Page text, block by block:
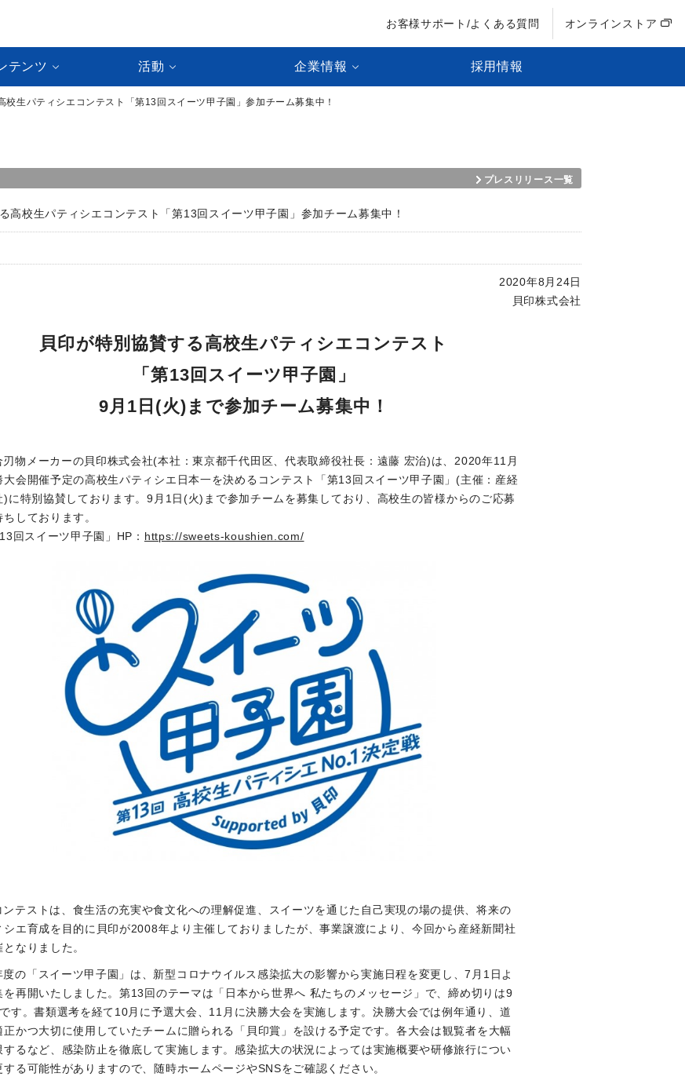
お客様サポート/よくある質問 オンラインストア
テンツ 活動 企業情報 採用情報
校生パティシエコンテスト「第13回スイーツ甲子園」参加チーム募集中！
プレスリリース一覧
高校生パティシエコンテスト「第13回スイーツ甲子園」参加チーム募集中！
2020年8月24日
貝印株式会社
貝印が特別協賛する高校生パティシエコンテスト
「第13回スイーツ甲子園」
9月1日(火)まで参加チーム募集中！
刃物メーカーの貝印株式会社(本社：東京都千代田区、代表取締役社長：遠藤 宏治)は、2020年11月
大会開催予定の高校生パティシエ日本一を決めるコンテスト「第13回スイーツ甲子園」(主催：産経
)に特別協賛しております。9月1日(火)まで参加チームを募集しており、高校生の皆様からのご応募
ちしております。
回スイーツ甲子園」HP： https://sweets-koushien.com/
ンテストは、食生活の充実や食文化への理解促進、スイーツを通じた自己実現の場の提供、将来の
シエ育成を目的に貝印が2008年より主催しておりましたが、事業譲渡により、今回から産経新聞社
なりました。
度の「スイーツ甲子園」は、新型コロナウイルス感染拡大の影響から実施日程を変更し、7月1日よ
を再開いたしました。第13回のテーマは「日本から世界へ 私たちのメッセージ」で、締め切りは9
す。書類選考を経て10月に予選大会、11月に決勝大会を実施します。決勝大会では例年通り、道
正かつ大切に使用していたチームに贈られる「貝印賞」を設ける予定です。各大会は観覧者を大幅
するなど、感染防止を徹底して実施します。感染拡大の状況によっては実施概要や研修旅行につい
する可能性がありますので、随時ホームページやSNSをご確認ください。